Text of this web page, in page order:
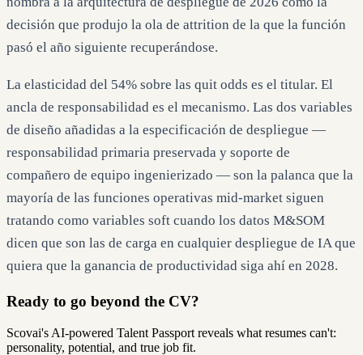
decisión que produjo la ola de attrition de la que la función
pasó el año siguiente recuperándose.
La elasticidad del 54% sobre las quit odds es el titular. El
ancla de responsabilidad es el mecanismo. Las dos variables
de diseño añadidas a la especificación de despliegue —
responsabilidad primaria preservada y soporte de
compañero de equipo ingenierizado — son la palanca que la
mayoría de las funciones operativas mid-market siguen
tratando como variables soft cuando los datos M&SOM
dicen que son las de carga en cualquier despliegue de IA que
quiera que la ganancia de productividad siga ahí en 2028.
Ready to go beyond the CV?
Scovai's AI-powered Talent Passport reveals what resumes can't:
personality, potential, and true job fit.